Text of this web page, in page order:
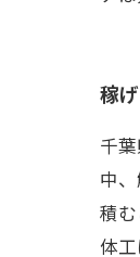
稼
千
中
積
体